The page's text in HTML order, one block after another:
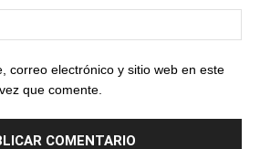
correo electrónico y sitio web en este
que comente.